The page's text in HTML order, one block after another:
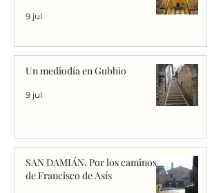
9 jul
Un mediodía en Gubbio
9 jul
SAN DAMIÁN. Por los caminos
de Francisco de Asís